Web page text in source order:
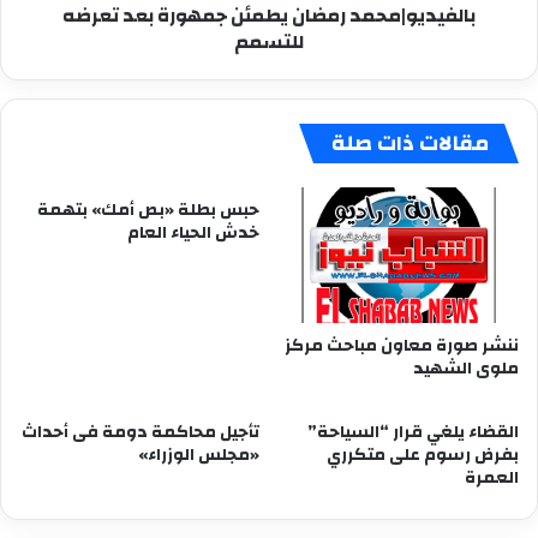
بالفيديو|محمد رمضان يطمئن جمهورة بعد تعرضه
للتسمم
مقالات ذات صلة
ننشر صورة معاون مباحث مركز
ملوى الشهيد
حبس بطلة «بص أمك» بتهمة
خدش الحياء العام
القضاء يلغي قرار “السياحة”
بفرض رسوم على متكرري
العمرة
تأجيل محاكمة دومة فى أحداث
«مجلس الوزراء»